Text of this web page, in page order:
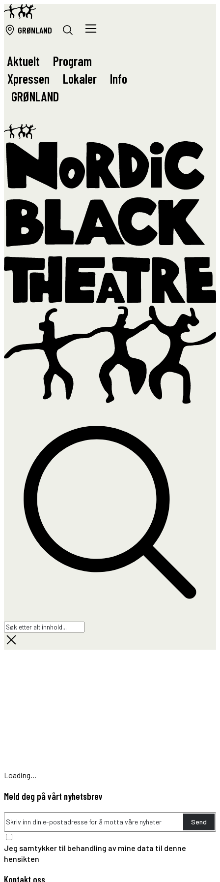
GRØNLAND
Aktuelt
Program
Xpressen
Lokaler
Info
GRØNLAND
Loading...
Meld deg på vårt nyhetsbrev
Send
Jeg samtykker til behandling av mine data til denne
hensikten
Kontakt oss